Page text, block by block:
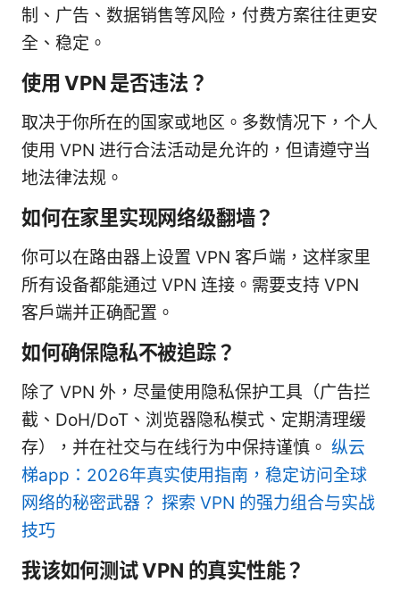
制、广告、数据销售等风险，付费方案往往更安
全、稳定。
使用 VPN 是否违法？
取决于你所在的国家或地区。多数情况下，个人
使用 VPN 进行合法活动是允许的，但请遵守当
地法律法规。
如何在家里实现网络级翻墙？
你可以在路由器上设置 VPN 客户端，这样家里
所有设备都能通过 VPN 连接。需要支持 VPN
客户端并正确配置。
如何确保隐私不被追踪？
除了 VPN 外，尽量使用隐私保护工具（广告拦
截、DoH/DoT、浏览器隐私模式、定期清理缓
存），并在社交与在线行为中保持谨慎。 纵云
梯app：2026年真实使用指南，稳定访问全球
网络的秘密武器？ 探索 VPN 的强力组合与实战
技巧
我该如何测试 VPN 的真实性能？